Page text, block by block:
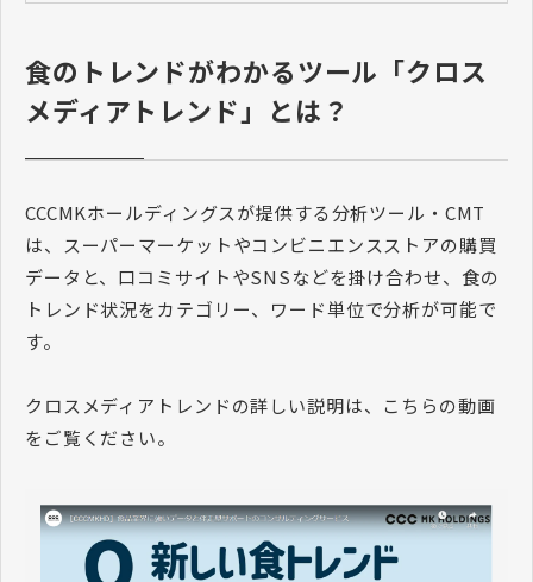
食のトレンドがわかるツール「クロス
メディアトレンド」とは？
CCCMKホールディングスが提供する分析ツール・CMT
は、スーパーマーケットやコンビニエンスストアの購買
データと、口コミサイトやSNSなどを掛け合わせ、食の
トレンド状況をカテゴリー、ワード単位で分析が可能で
す。
クロスメディアトレンドの詳しい説明は、こちらの動画
をご覧ください。